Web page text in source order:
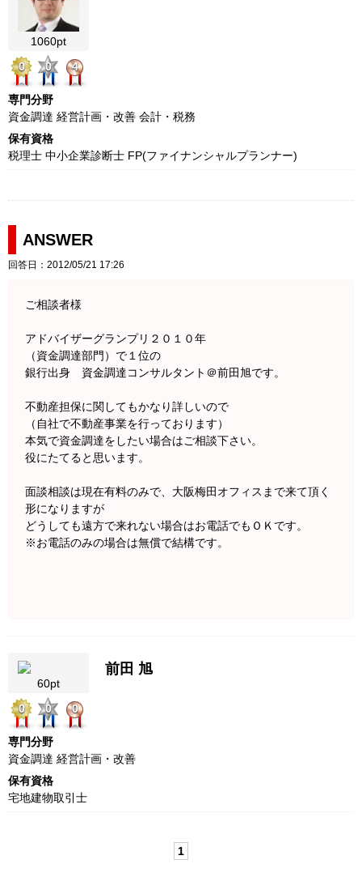
1060pt
0
0 4
専門分野
資金調達 経営計画・改善 会計・税務
保有資格
税理士 中小企業診断士 FP(ファイナンシャルプランナー)
ANSWER
回答日：2012/05/21 17:26
ご相談者様
アドバイザーグランプリ２０１０年
（資金調達部門）で１位の
銀行出身 資金調達コンサルタント＠前田旭です。
不動産担保に関してもかなり詳しいので
（自社で不動産事業を行っております）
本気で資金調達をしたい場合はご相談下さい。
役にたてると思います。
面談相談は現在有料のみで、大阪梅田オフィスまで来て頂く
形になりますが
どうしても遠方で来れない場合はお電話でもＯＫです。
※お電話のみの場合は無償で結構です。
60pt
0
0 0
前田 旭
専門分野
資金調達 経営計画・改善
保有資格
宅地建物取引士
1